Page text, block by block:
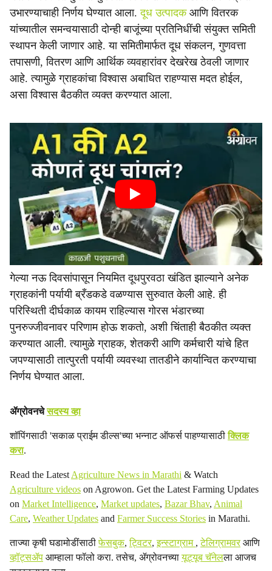
उभारण्याचाही निर्णय घेण्यात आला.दूध उत्पादक आणि वितरक
यांच्यातील समन्वयासाठी दोन्ही बाजूंच्या प्रतिनिधींची संयुक्त समिती
स्थापन केली जाणार आहे. या समितीमार्फत दूध संकलन, गुणवत्ता
तपासणी, वितरण आणि आर्थिक व्यवहारांवर देखरेख ठेवली जाणार
आहे. त्यामुळे ग्राहकांचा विश्वास अबाधित राहण्यास मदत होईल,
असा विश्वास बैठकीत व्यक्त करण्यात आला.
गेल्या नऊ दिवसांपासून नियमित दूधपुरवठा खंडित झाल्याने अनेक
ग्राहकांनी पर्यायी ब्रँडकडे वळण्यास सुरुवात केली आहे. ही
परिस्थिती दीर्घकाळ कायम राहिल्यास गोरस भंडारच्या
पुनरुज्जीवनावर परिणाम होऊ शकतो, अशी चिंताही बैठकीत व्यक्त
करण्यात आली. त्यामुळे ग्राहक, शेतकरी आणि कर्मचारी यांचे हित
जपण्यासाठी तात्पुरती पर्यायी व्यवस्था तातडीने कार्यान्वित करण्याचा
निर्णय घेण्यात आला.
ॲग्रोवनचेसदस्य व्हा
शॉपिंगसाठी 'सकाळ प्राईम डील्स'च्या भन्नाट ऑफर्स पाहण्यासाठीक्लिक
करा.
Read the Latest Agriculture News in Marathi & Watch
Agriculture videos on Agrowon. Get the Latest Farming Updates
on Market Intelligence, Market updates, Bazar Bhav, Animal
Care, Weather Updates and Farmer Success Stories in Marathi.
ताज्या कृषी घडामोडींसाठीफेसबुक,ट्विटर,इन्स्टाग्राम ,टेलिग्रामवरआणि
व्हॉट्सॲप आम्हाला फॉलो करा. तसेच, ॲग्रोवनच्यायूट्यूब चॅनेलला आजच